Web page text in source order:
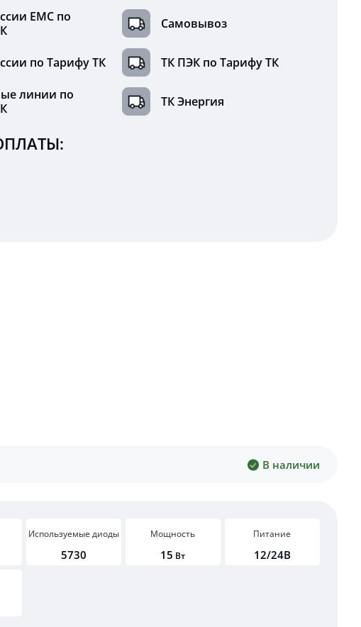
ЕМС по
Самовывоз
по Тарифу ТК ТК ПЭК по Тарифу ТК
линии по
ТК Энергия
В наличии
Используемые диоды
5730
Мощность
15 Вт
Питание
12/24В